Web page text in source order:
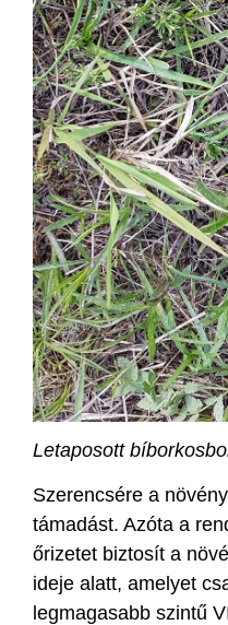
Letaposott
Szerencsére a
támadást. Azóta a
őrizetet biztosít a
ideje alatt, amelyet
legmagasabb szintű